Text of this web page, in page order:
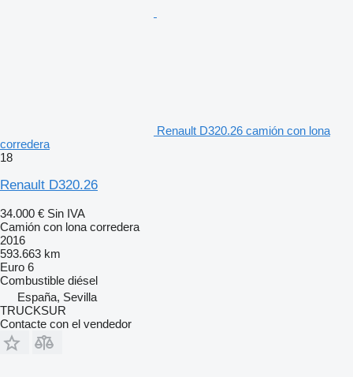
Renault D320.26 camión con lona
corredera
18
Renault D320.26
34.000 € Sin IVA
Camión con lona corredera
2016
593.663 km
Euro 6
Combustible diésel
España, Sevilla
TRUCKSUR
Contacte con el vendedor